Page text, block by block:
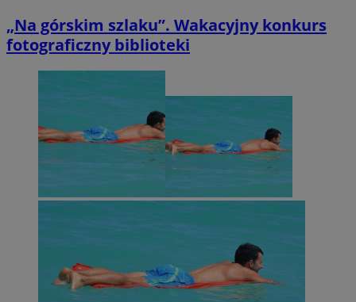
„Na górskim szlaku”. Wakacyjny konkurs
fotograficzny biblioteki